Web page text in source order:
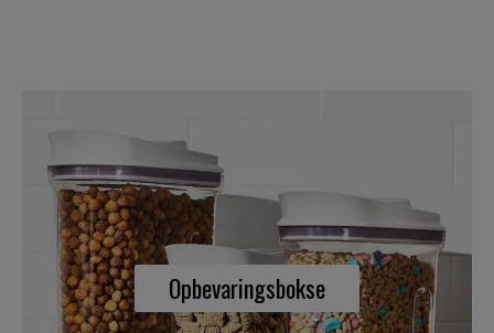
Opbevaringsbokse